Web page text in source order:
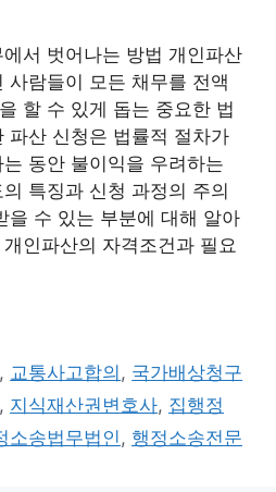
서 벗어나는 방법 개인파산
사람들이 모든 채무를 전액
할 수 있게 돕는 중요한 법
파산 신청은 법률적 절차가
동안 불이익을 우려하는
특징과 신청 과정의 주의
을 수 있는 부분에 대해 알아
인파산의 자격조건과 필요
, 교통사고합의 , 국가배상청구
, 지식재산권변호사, 집행정
소송법무법인 , 행정소송전문